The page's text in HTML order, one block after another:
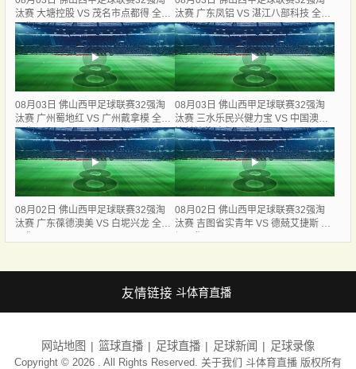
汰赛 大塘控股 VS 茂名市点都得 全场
录像
汰赛 广东凤铝 VS 湛江八部科技 全场
录像
08月03日 佛山西甲足球联赛32强淘
汰赛 广州蜀地红 VS 广州戴拿模 全场
录像
08月03日 佛山西甲足球联赛32强淘
汰赛 三水乐民兴健力宝 VS 中国澳门
澳科精英 全场录像
08月02日 佛山西甲足球联赛32强淘
汰赛 广东葆德澳美 VS 白坭兴龙 全场
08月02日 佛山西甲足球联赛32强淘
汰赛 吉图省实青年 VS 德兢艾捷斯 全
友情链接 斗体育直播
网站地图 篮球直播 足球直播 足球新闻 足球录像
Copyright © 2026 . All Rights Reserved. 关于我们 斗体育直播 版权所有